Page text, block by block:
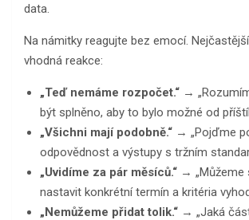
data.
Na námitky reagujte bez emocí.
vhodná reakce:
„Teď nemáme rozpočet.“ →
být splněno, aby to bylo možné od
„Všichni mají podobně.“ → „Pojďme
odpovědnost a výstupy s tržním
„Uvidíme za pár měsíců.“ → „Můžeme
nastavit konkrétní termín a kritéria
„Nemůžeme přidat tolik.“ → „Jaká